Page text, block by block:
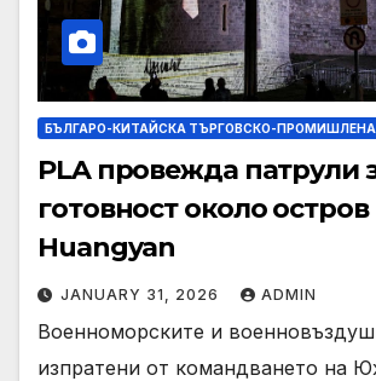
БЪЛГАРО-КИТАЙСКА ТЪРГОВСКО-
PLA провежда патрули
готовност около остров
Huangyan
JANUARY 31, 2026 ADMIN
Военноморските и
изпратени от командването на